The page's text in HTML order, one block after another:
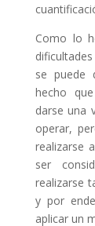
Como lo
se puede
hecho
darse una
operar,
realizarse
ser
realizarse
y por
aplicar un